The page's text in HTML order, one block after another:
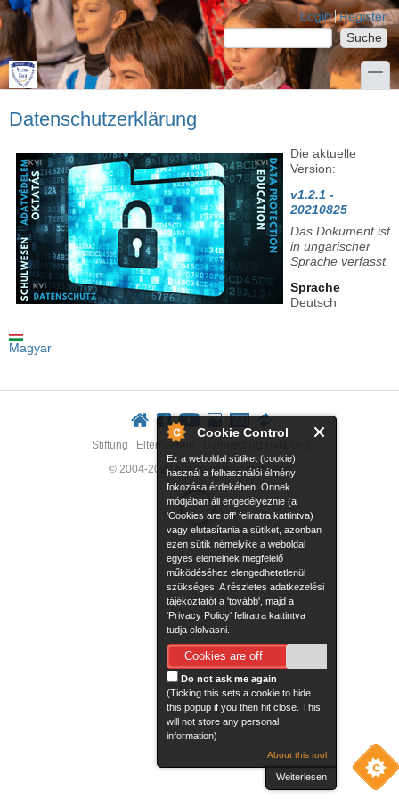
Cookie Control
Ez a weboldal sütiket (cookie)
használ a felhasználói élmény
fokozása érdekében. Önnek
módjában áll engedélyeznie (a
'Cookies are off' feliratra kattintva)
vagy elutasítania a sütiket, azonban
ezen sütik némelyike a weboldal
egyes elemeinek megfelelő
működéséhez elengedhetetlenül
szükséges. A részletes adatkezelési
tájékoztatót a 'tovább', majd a
'Privacy Policy' feliratra kattintva
tudja elolvasni.
Cookies are off
Do not ask me again
(Ticking this sets a cookie to hide
this popup if you then hit close. This
will not store any personal
information)
About this tool
Weiterlesen
Direkt zum Inhalt
Skip to search
Login links Login Register
Suchformular
Suche
toggle
Datenschutzerklärung
Die aktuelle
Version:
v1.2.1 -
20210825
Das Dokument ist
in ungarischer
Sprache verfasst.
Sprache
Deutsch
Magyar
Stiftung Elternverein
© 2004-2025 Alle Rechte vorbehalten